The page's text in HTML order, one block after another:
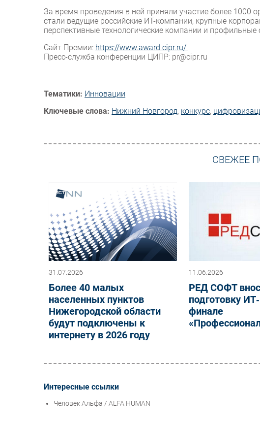
За время проведения в ней приняли участие более 1000
стали ведущие российские ИТ-компании, крупные
перспективные технологические компании и профильные
Сайт Премии: https://www.award.cipr.ru/
Пресс-служба конференции ЦИПР: pr@cipr.ru
Тематики: Инновации
Ключевые слова: Нижний Новгород, конкурс,
СВЕЖЕЕ
31.07.2026
Более 40 малых
населенных пунктов
Нижегородской области
будут подключены к
интернету в 2026 году
11.06.2026
РЕД СОФТ
подготовку
финале
Интересные ссылки
Человек Альфа / ALFA HUMAN